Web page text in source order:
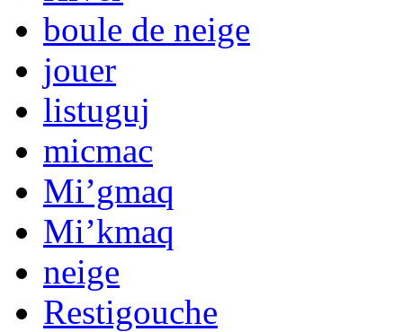
boule de neige
jouer
listuguj
micmac
Mi’gmaq
Mi’kmaq
neige
Restigouche